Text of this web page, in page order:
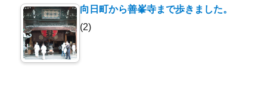
向日町から善峯寺まで歩きました。
(2)